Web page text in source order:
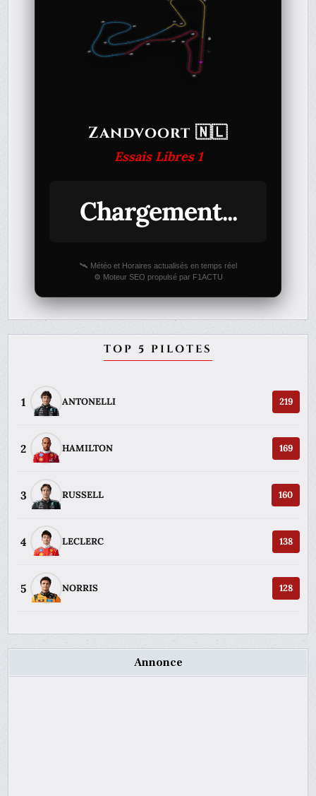
Zandvoort 🇳🇱
Essais Libres 1
Chargement...
🛰️ Météo et Horaires actualisés en temps réel
⚙️ Moteur SEO propulsé par F1ACTU
TOP 5 PILOTES
1 ANTONELLI 219
2 HAMILTON 169
3 RUSSELL 160
4 LECLERC 138
5 NORRIS 128
Annonce